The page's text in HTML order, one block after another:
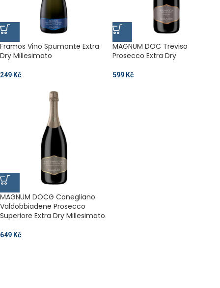
Framos Vino Spumante Extra
Dry Millesimato
249 Kč
MAGNUM DOC Treviso
Prosecco Extra Dry
599 Kč
MAGNUM DOCG Conegliano
Valdobbiadene Prosecco
Superiore Extra Dry Millesimato
649 Kč